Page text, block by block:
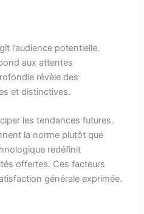
l’audience potentielle.
aux attentes
révèle des
et distinctives.
les tendances futures.
la norme plutôt que
redéfinit
offertes. Ces facteurs
générale exprimée.